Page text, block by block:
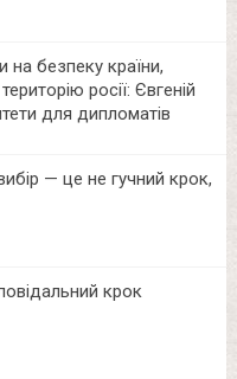
на безпеку країни,
росії: Євгеній
для дипломатів
— це не гучний крок,
крок